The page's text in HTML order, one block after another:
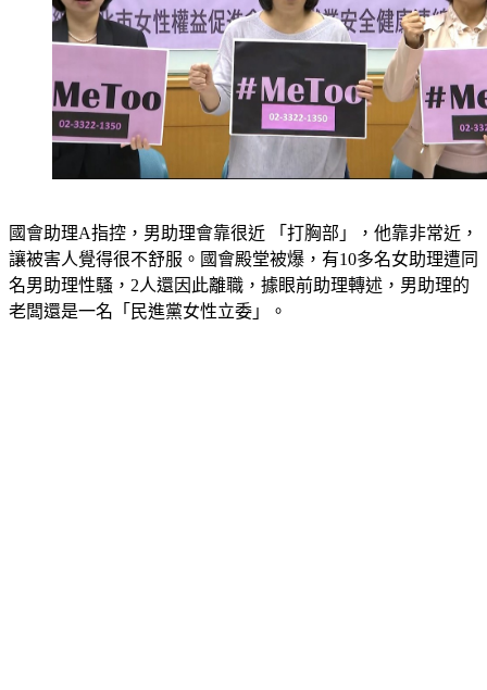
國會助理A指控，男助理會靠很近 「打胸部」，他靠非常近，
讓被害人覺得很不舒服。國會殿堂被爆，有10多名女助理遭同
名男助理性騷，2人還因此離職，據眼前助理轉述，男助理的
老闆還是一名「民進黨女性立委」。